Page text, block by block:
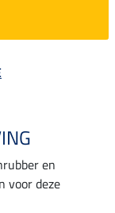
en
voor deze